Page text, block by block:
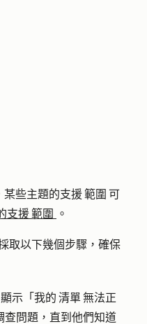
些主題的支援 範圍 可
支援 範圍 。
取以下幾個步驟，確保
示「我的 清單 無法正
查問題，直到他們知道